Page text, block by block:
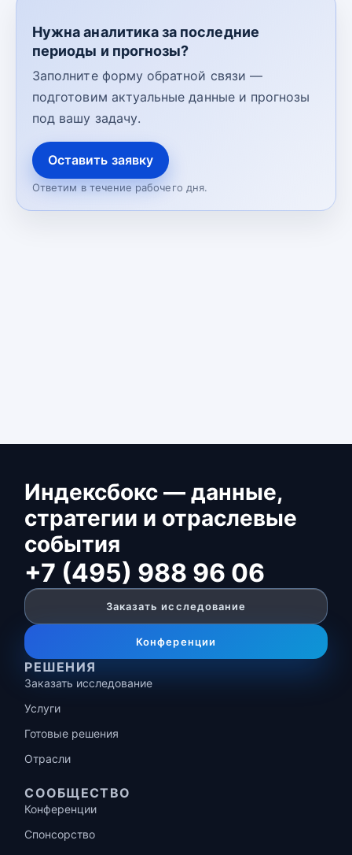
Нужна аналитика за последние
периоды и прогнозы?
Заполните форму обратной связи —
подготовим актуальные данные и прогнозы
под вашу задачу.
Оставить заявку
Ответим в течение рабочего дня.
Индексбокс — данные,
стратегии и отраслевые
события
+7 (495) 988 96 06
Заказать исследование
Конференции
РЕШЕНИЯ
Заказать исследование
Услуги
Готовые решения
Отрасли
СООБЩЕСТВО
Конференции
Спонсорство